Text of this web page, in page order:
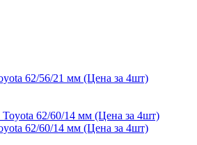
62/56/21 мм (Цена за 4шт)
62/60/14 мм (Цена за 4шт)